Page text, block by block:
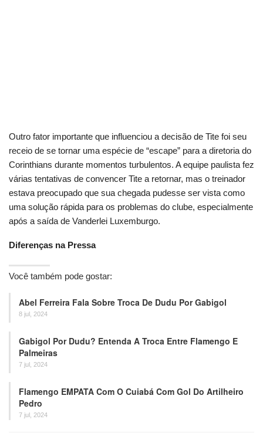
Outro fator importante que influenciou a decisão de Tite foi seu
receio de se tornar uma espécie de “escape” para a diretoria do
Corinthians durante momentos turbulentos. A equipe paulista fez
várias tentativas de convencer Tite a retornar, mas o treinador
estava preocupado que sua chegada pudesse ser vista como
uma solução rápida para os problemas do clube, especialmente
após a saída de Vanderlei Luxemburgo.
Diferenças na Pressa
Você também pode gostar:
Abel Ferreira Fala Sobre Troca De Dudu Por Gabigol
8 jul, 2024
Gabigol Por Dudu? Entenda A Troca Entre Flamengo E
Palmeiras
7 jul, 2024
Flamengo EMPATA Com O Cuiabá Com Gol Do Artilheiro
Pedro
7 jul, 2024